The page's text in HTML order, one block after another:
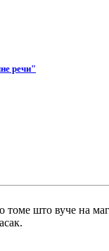
речи"
што вуче на